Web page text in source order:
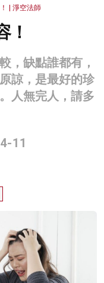
| 淨空法師
！
，缺點誰都有，
諒，是最好的珍
人無完人，請多
11